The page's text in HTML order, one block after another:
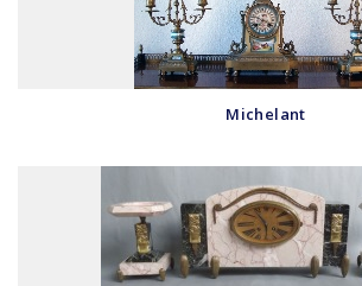
Michelant